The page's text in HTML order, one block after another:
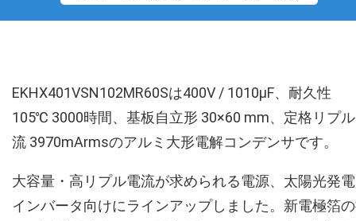
EKHX401VSN102MR60Sは400V / 1010µF、耐久性
105℃ 3000時間、基板自立形 30×60 mm、定格リプ
流 3970mArmsのアルミ大形電解コンデンサです。
大容量・高リプル電流が求められる電源、太陽光発
インバータ向けにラインアップしました。新電極箔